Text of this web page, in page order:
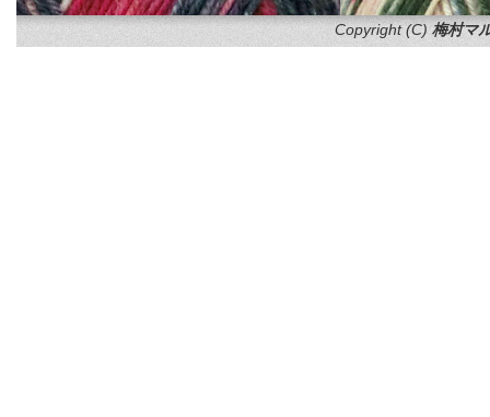
Copyright (C) 梅村マ